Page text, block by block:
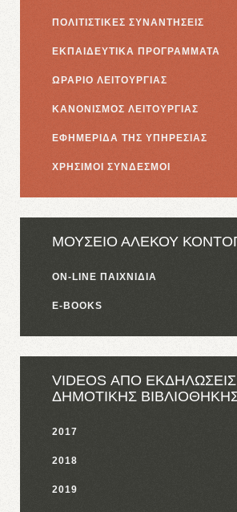
ΠΟΛΙΤΙΣΤΙΚΕΣ ΣΥΝΑΝΤΗΣΕΙΣ
ΕΚΠΑΙΔΕΥΤΙΚΑ ΠΡΟΓΡΑΜΜΑΤΑ
ΩΡΑΡΙΟ ΛΕΙΤΟΥΡΓΙΑΣ
ΚΑΝΟΝΙΣΜΟΣ ΛΕΙΤΟΥΡΓΙΑΣ
ΕΦΗΜΕΡΙΔΑ ΤΗΣ ΥΠΗΡΕΣΙΑΣ
ΧΡΗΣΙΜΟΙ ΣΥΝΔΕΣΜΟΙ
ΜΟΥΣΕΙΟ ΑΛΕΚΟΥ
ON-LINE ΠΑΙΧΝΙΔΙΑ
E-BOOKS
VIDEOS ΑΠΟ
ΔΗΜΟΤΙΚΗΣ
2017
2018
2019